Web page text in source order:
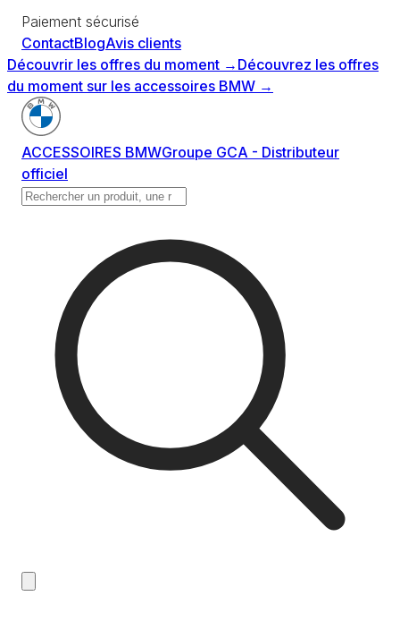
Paiement sécurisé
ContactBlogAvis clients
Découvrir les offres du moment → Découvrez les offres
du moment sur les accessoires BMW →
ACCESSOIRES BMWGroupe GCA - Distributeur
officiel